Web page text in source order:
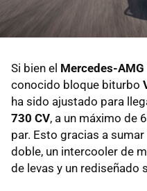
Si bien el Mercedes-
conocido bloque biturbo
ha sido ajustado para
730 CV, a un máximo de
par. Esto gracias a
doble, un intercooler de
de levas y un rediseñado